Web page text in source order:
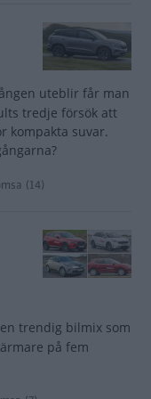
uteblir får man
tredje försök att
kompakta suvar.
(14)
trendig bilmix som
på fem